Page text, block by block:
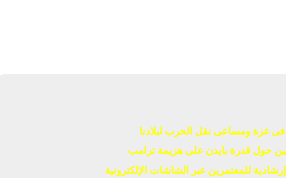
فى غزة ومساعى نقل الحرب لبلادنا
حول قدرة بايدن على هزيمة ترامب